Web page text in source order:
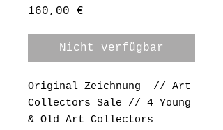
160,00 €
Nicht verfügbar
Original Zeichnung // Art
Collectors Sale // 4 Young
& Old Art Collectors